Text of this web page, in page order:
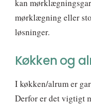
kan
mørklægning eller
løsninger.
Køkken og
I køkken/alrum er
Derfor er det vigtigt